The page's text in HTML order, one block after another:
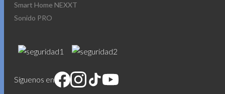
Smart Home NEXXT
Sonido PRO
Síguenos en